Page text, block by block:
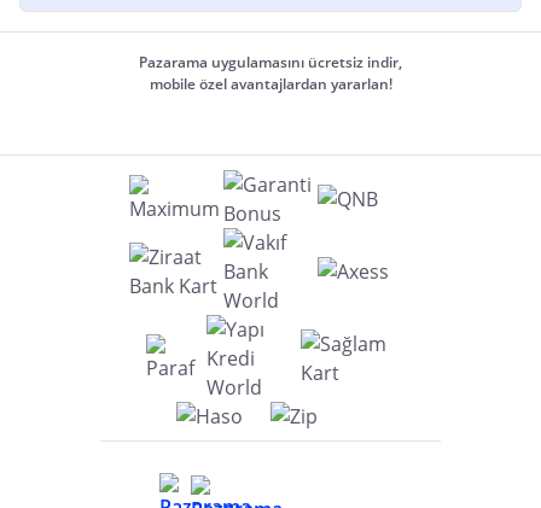
Pazarama uygulamasını ücretsiz indir,
mobile özel avantajlardan yararlan!